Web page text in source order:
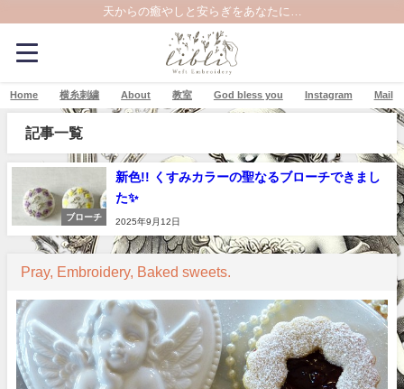
天からの癒やしと安らぎをあなたに…
Home 横糸刺繍 About 教室 God bless you Instagram Mail
記事一覧
ブローチ
新色!! くすみカラーの聖なるブローチできまし
た✨
2025年9月12日
Pray, Embroidery, Baked sweets.